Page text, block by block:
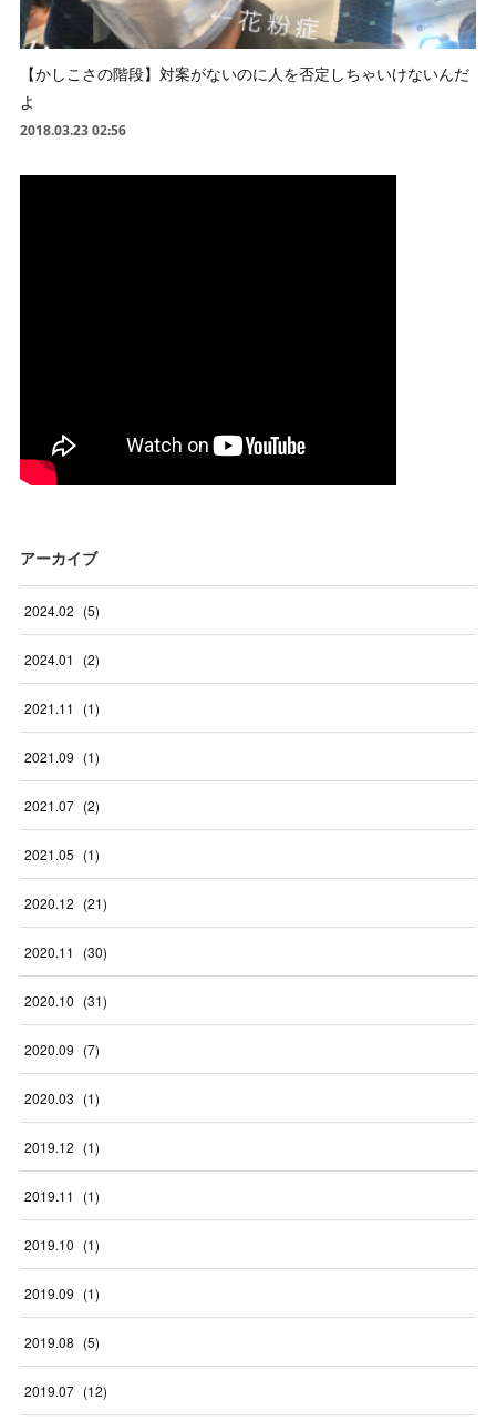
【かしこさの階段】対案がないのに人を否定しちゃいけないんだ
よ
2018.03.23 02:56
アーカイブ
2024.02 (5)
2024.01 (2)
2021.11 (1)
2021.09 (1)
2021.07 (2)
2021.05 (1)
2020.12 (21)
2020.11 (30)
2020.10 (31)
2020.09 (7)
2020.03 (1)
2019.12 (1)
2019.11 (1)
2019.10 (1)
2019.09 (1)
2019.08 (5)
2019.07 (12)